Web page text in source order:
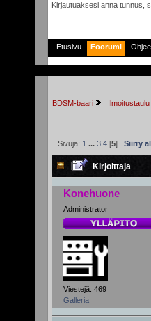
Kirjautuaksesi anna tunnus,
Etusivu Foorumi
BDSM-baari Ilmoitustaulu
Sivuja: 1 ... 3 4[5] Siirry
Kirjoittaja
Konehuone
Administrator
Viestejä: 469
Galleria